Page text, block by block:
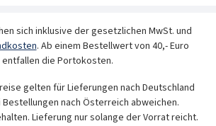
sich inklusive der gesetzlichen MwSt. und
. Ab einem Bestellwert von 40,- Euro
entfallen die Portokosten.
gelten für Lieferungen nach Deutschland
nach Österreich abweichen.
Lieferung nur solange der Vorrat reicht.